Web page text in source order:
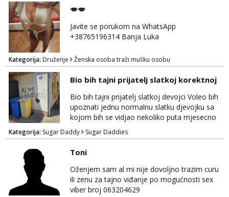
💋💋
Javite se porukom na WhatsApp
+38765196314 Banja Luka
Kategorija: Druženje Ženska osoba traži mušku osobu
Bio bih tajni prijatelj slatkoj korektnoj
Bio bih tajni prijatelj slatkoj devojci Voleo bih
upoznati jednu normalnu slatku djevojku sa
kojom bih se vidjao nekoliko puta mjesecno
uz diskreciju! Bio bih podrska bio bih prijatelj i
oslonaci vjetar u ledja kadgod treba nagrada
se podrazumijeva 🥰
Kategorija: Sugar Daddy Sugar Daddies
Toni
Oženjem sam al mi nije dovoljno trazim curu
ili zenu za tajno viđanje po mogućnosti sex
viber broj 063204629